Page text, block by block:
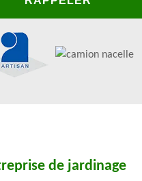
de jardinage